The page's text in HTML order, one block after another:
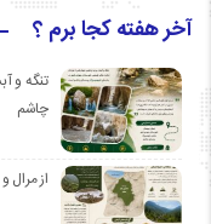
آخر هفته کجا برم ؟
تنگه و
چاشم
از مرال